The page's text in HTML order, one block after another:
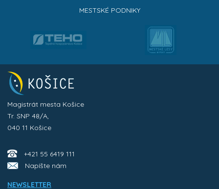
MESTSKÉ PODNIKY
Magistrát mesta Košice
Tr. SNP 48/A,
040 11 Košice
+421 55 6419 111
Napíšte nám
NEWSLETTER